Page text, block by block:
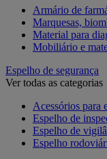
Armário de
Marquesas,
Material para
Mobiliário e
Espelho de segurança
Ver todas as categorias
Acessórios para
Espelho de
Espelho de
Espelho